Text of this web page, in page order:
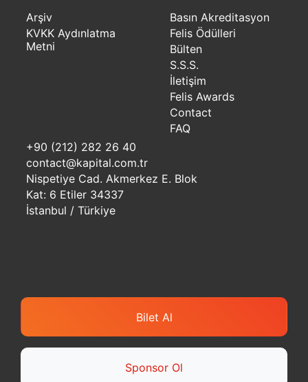
Arşiv
KVKK Aydınlatma
Metni
Basın Akreditasyon
Felis Ödülleri
Bülten
S.S.S.
İletişim
Felis Awards
Contact
FAQ
+90 (212) 282 26 40
contact@kapital.com.tr
Nispetiye Cad. Akmerkez E. Blok
Kat: 6 Etiler 34337
İstanbul / Türkiye
Bilet Al
Sponsor Ol